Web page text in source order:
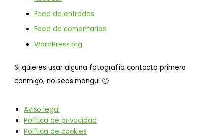
Feed de entradas
Feed de comentarios
WordPress.org
Si quieres usar alguna fotografía contacta primero
conmigo, no seas mangui 🙂
Aviso legal
Política de privacidad
Política de cookies